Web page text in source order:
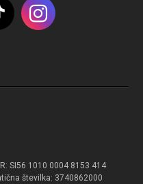
SI56 1010 0004 8153 414
številka: 3740862000